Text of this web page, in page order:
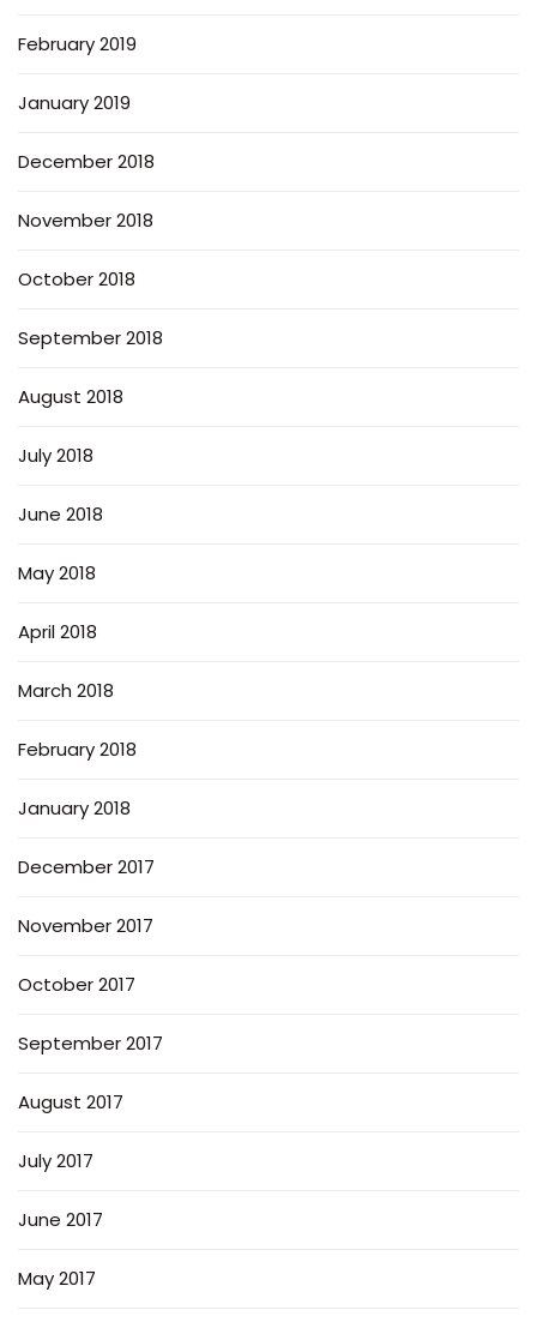
February 2019
January 2019
December 2018
November 2018
October 2018
September 2018
August 2018
July 2018
June 2018
May 2018
April 2018
March 2018
February 2018
January 2018
December 2017
November 2017
October 2017
September 2017
August 2017
July 2017
June 2017
May 2017